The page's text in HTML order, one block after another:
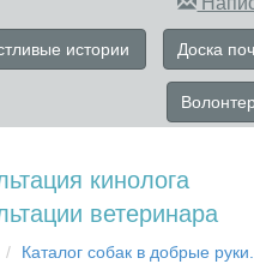
истории Доска
кинолога
ветеринара
Каталог собак в добрые руки.